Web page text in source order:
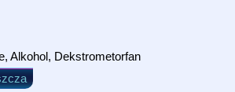
Alkohol, Dekstrometorfan